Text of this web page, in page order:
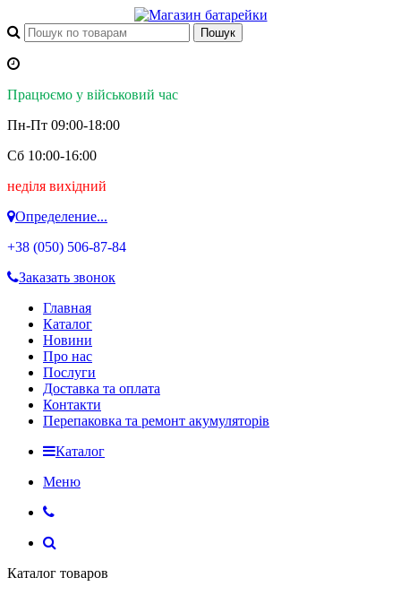
Працюємо у військовий час
Пн-Пт 09:00-18:00
Сб 10:00-16:00
неділя вихідний
Определение...
+38 (050) 506-87-84
Заказать звонок
Главная
Каталог
Новини
Про нас
Послуги
Доставка та оплата
Контакти
Перепаковка та ремонт акумуляторів
Каталог
Меню
Каталог товаров